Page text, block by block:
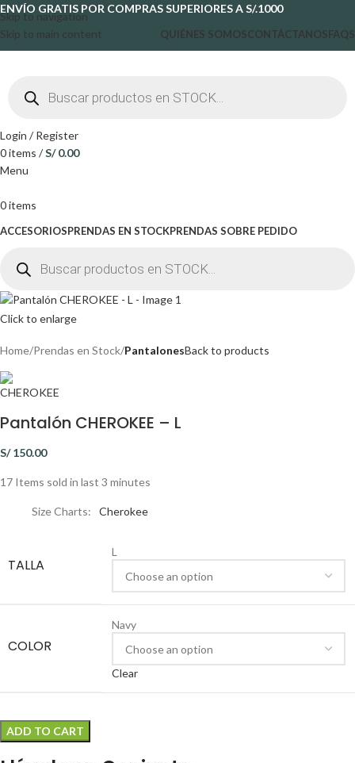
Skip to navigation
Skip to main content
ENVÍO GRATIS POR COMPRAS SUPERIORES A S/.1000
QUIÉNES SOMOSCONTÁCTANOSFAQS
Login / Register
0items /S/0.00
Menu
0items
ACCESORIOSPRENDAS EN STOCKPRENDAS SOBRE PEDIDO
Click to enlarge
Home Prendas en Stock PantalonesBack to products
Pantalón CHEROKEE – L
S/150.00
17 Items sold in last 3 minutes
Size Charts Cherokee
TALLA
L
COLOR
Navy
Clear
ADD TO CART